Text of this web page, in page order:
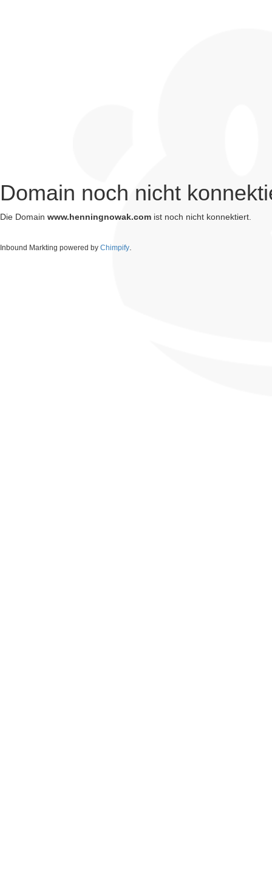
Domain noch nicht
Die Domain www.henningnowak.com ist noch nicht konnektiert.
Inbound Markting powered by Chimpify